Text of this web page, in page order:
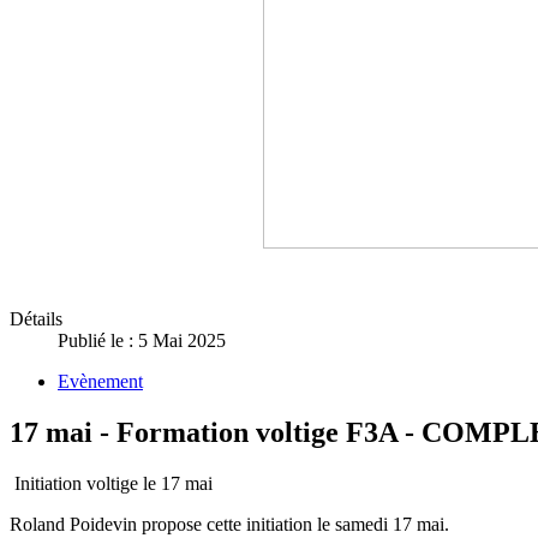
Détails
Publié le : 5 Mai 2025
Evènement
17 mai - Formation voltige F3A -
Initiation voltige le 17 mai
Roland Poidevin propose cette initiation le samedi 17 mai.